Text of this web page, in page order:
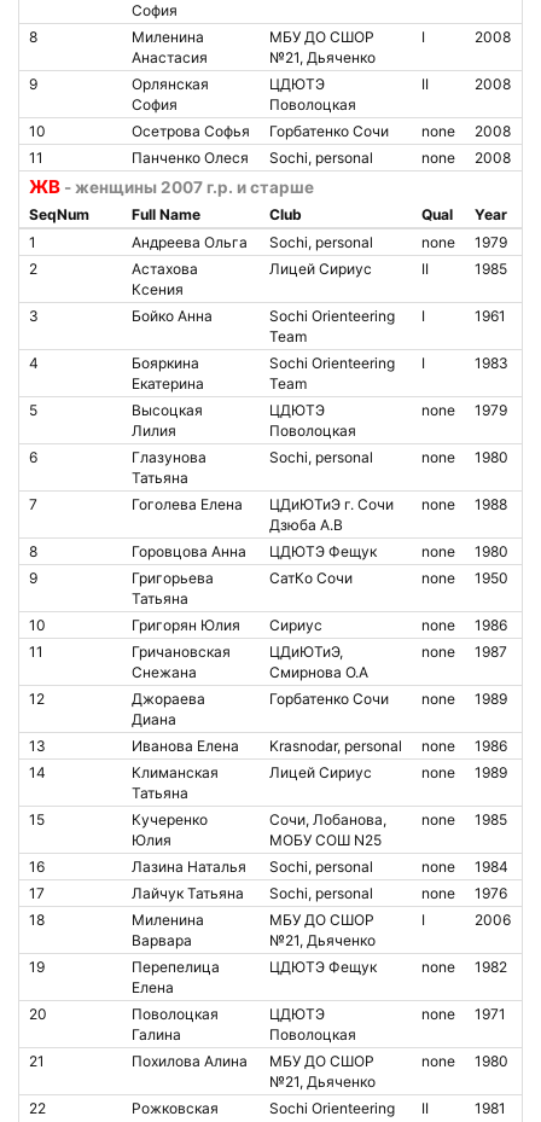
София
8
Миленина
Анастасия
МБУ ДО СШОР
№21, Дьяченко
I 2008
9
Орлянская
София
ЦДЮТЭ
Поволоцкая
II 2008
10 Осетрова Софья Горбатенко Сочи none
2008
11
Панченко Олеся Sochi, personal none 2008
ЖВ - женщины 2007 г.р. и старше
SeqNum Full Name Club Qual
Year
1
Андреева Ольга Sochi, personal none
1979
2
Астахова
Ксения
Лицей Сириус II 1985
3 Бойко Анна
Sochi Orienteering
Team
I 1961
4
Бояркина
Екатерина
Sochi Orienteering
Team
I 1983
5
Высоцкая
Лилия
ЦДЮТЭ
Поволоцкая
none 1979
6
Глазунова
Татьяна
Sochi, personal none 1980
7 Гоголева Елена
ЦДиЮТиЭ г. Сочи
Дзюба А.В
none 1988
8 Горовцова Анна ЦДЮТЭ Фещук none
1980
9
Григорьева
Татьяна
СатКо Сочи none 1950
10 Григорян Юлия Сириус none
1986
11
Гричановская
Снежана
ЦДиЮТиЭ,
Смирнова О.А
none 1987
12
Джораева
Диана
Горбатенко Сочи none 1989
13 Иванова Елена Krasnodar, personal none
1986
14
Климанская
Татьяна
Лицей Сириус none 1989
15
Кучеренко
Юлия
Сочи, Лобанова,
МОБУ СОШ N25
none 1985
16 Лазина Наталья Sochi, personal none
1984
17
Лайчук Татьяна Sochi, personal none
1976
18
Миленина
Варвара
МБУ ДО СШОР
№21, Дьяченко
I 2006
19
Перепелица
Елена
ЦДЮТЭ Фещук none 1982
20
Поволоцкая
Галина
ЦДЮТЭ
Поволоцкая
none 1971
21 Похилова Алина
МБУ ДО СШОР
№21, Дьяченко
none 1980
22
Рожковская
Sochi Orienteering
II 1981